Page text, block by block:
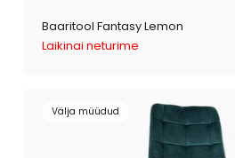
Baaritool Fantasy Lemon
Laikinai neturime
Välja müüdud